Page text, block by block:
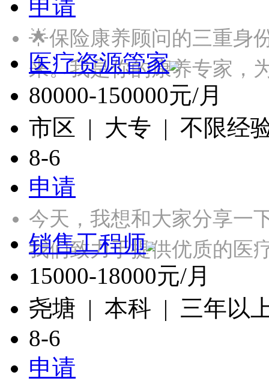
申请
🌟保险康养顾问的三重身
来。我是你的康养专家
医疗资源管家
80000-150000元/月
市区 | 大专 | 不限经
8-6
申请
今天，我想和大家分享一
我们致力于提供优质的
销售工程师
15000-18000元/月
尧塘 | 本科 | 三年以
8-6
申请